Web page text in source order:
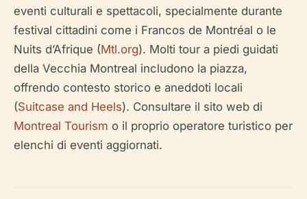
eventi culturali e spettacoli, specialmente durante
festival cittadini come i Francos de Montréal o le
Nuits d’Afrique (Mtl.org). Molti tour a piedi guidati
della Vecchia Montreal includono la piazza,
offrendo contesto storico e aneddoti locali
(Suitcase and Heels). Consultare il sito web di
Montreal Tourism o il proprio operatore turistico per
elenchi di eventi aggiornati.